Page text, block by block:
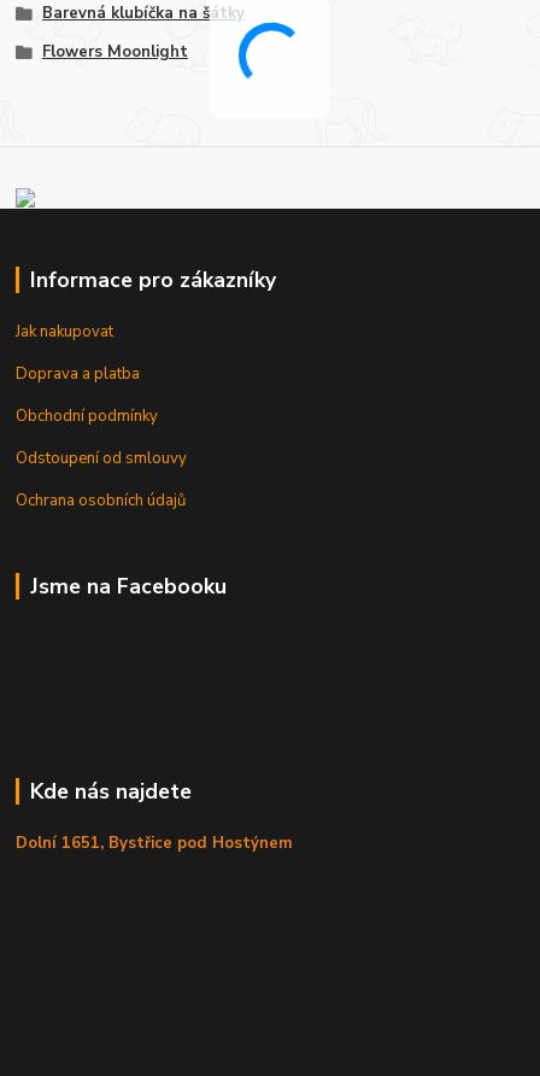
Barevná klubíčka na šátky
Flowers Moonlight
Informace pro zákazníky
Jak nakupovat
Doprava a platba
Obchodní podmínky
Odstoupení od smlouvy
Ochrana osobních údajů
Jsme na Facebooku
Kde nás najdete
Dolní 1651, Bystřice pod Hostýnem